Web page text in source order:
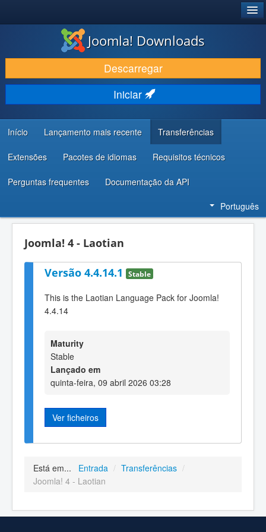
DESCARREGAR E EVOLUIR
DESCOBRIR E APRENDER
COMUNIDADE E SUPORTE
RECURSOS PARA PROGRAMADORES
Joomla! Downloads
Descarregar
Iniciar
Início Lançamento mais recente Transferências
Extensões Pacotes de idiomas Requisitos técnicos
Perguntas frequentes Documentação da API
Português
Joomla! 4 - Laotian
Versão 4.4.14.1 Stable
This is the Laotian Language Pack for Joomla!
4.4.14
Maturity
Stable
Lançado em
quinta-feira, 09 abril 2026 03:28
Ver ficheiros
Está em... Entrada / Transferências /
Joomla! 4 - Laotian